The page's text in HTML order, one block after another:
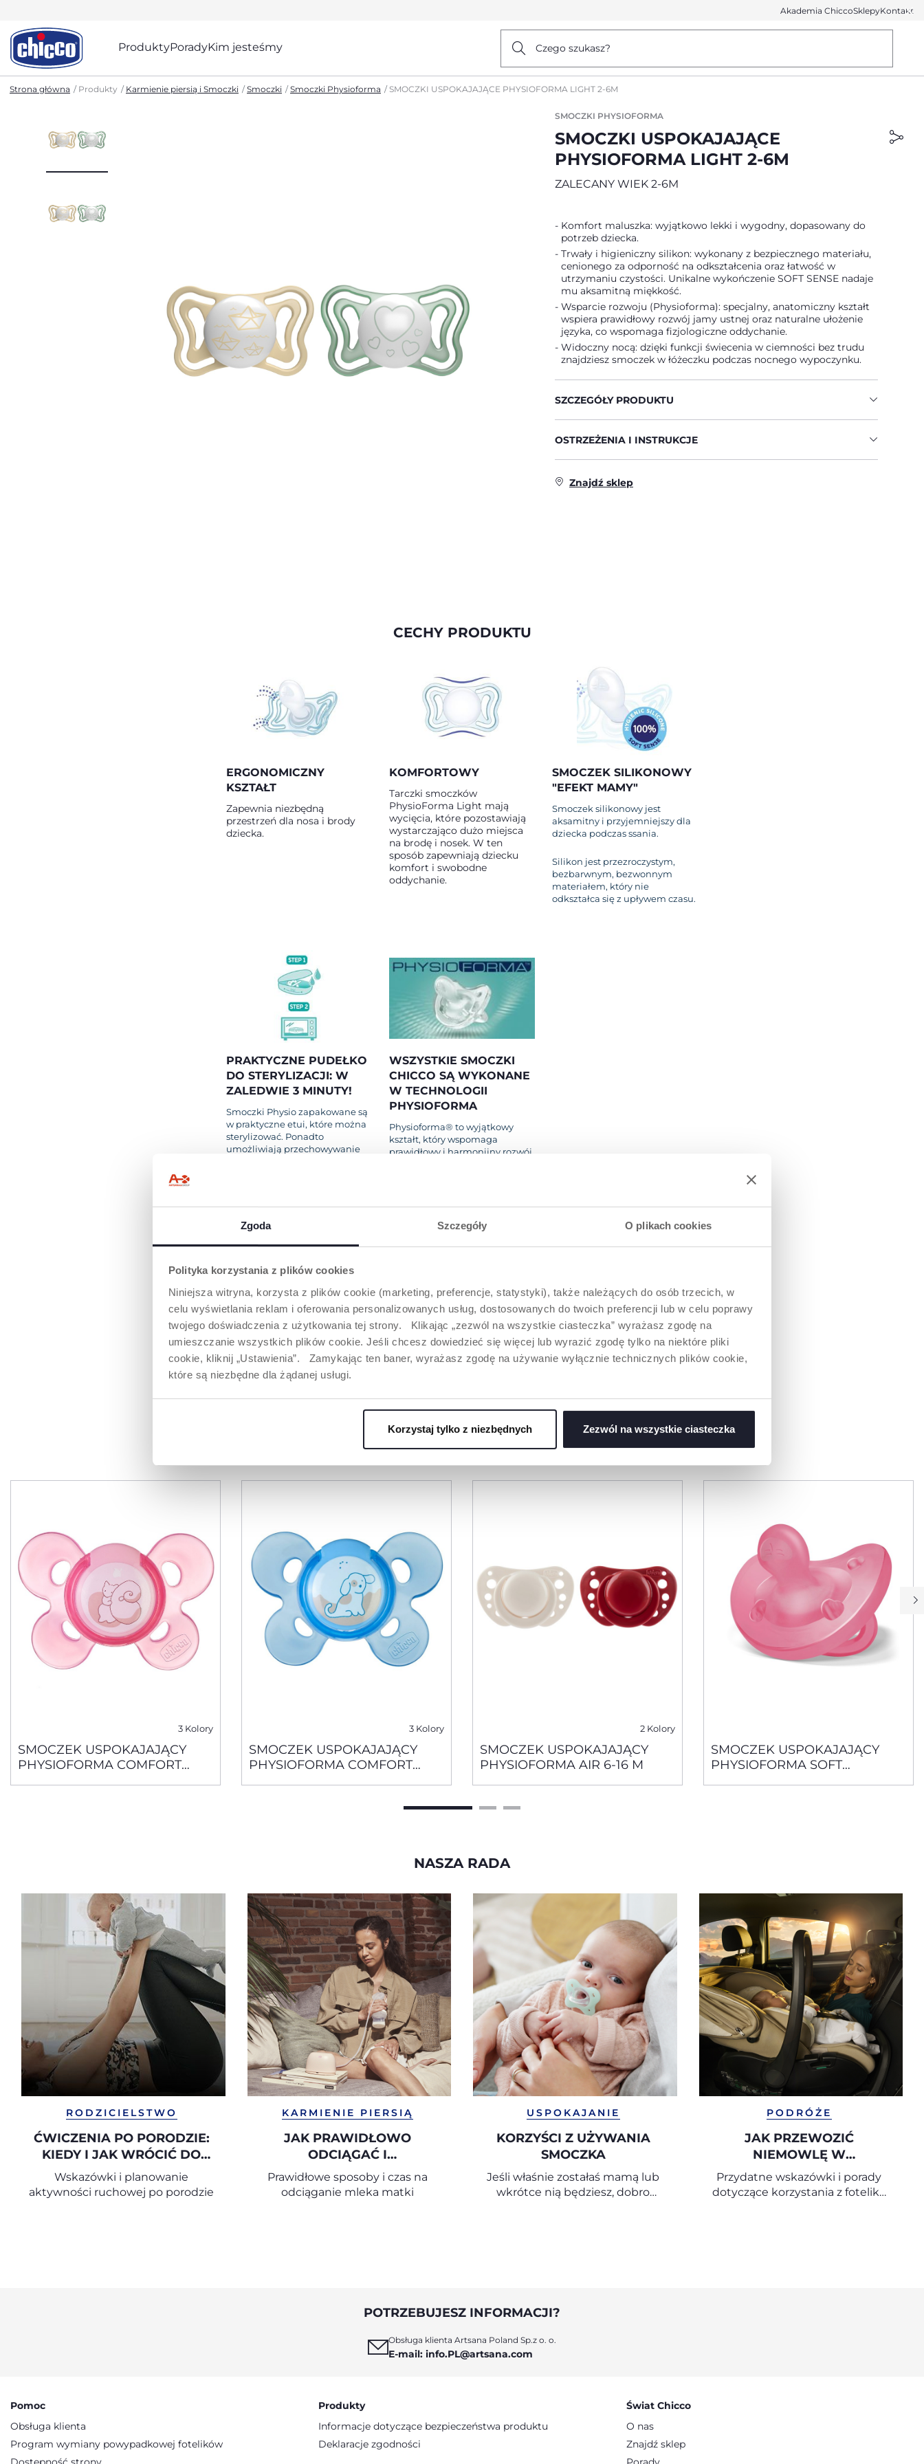
Zgoda Szczegóły O plikach cookies
Polityka korzystania z plików cookies
Niniejsza witryna, korzysta z plików cookie (marketing, preferencje, statystyki), także należących do osób trzecich, w
celu wyświetlania reklam i oferowania personalizowanych usług, dostosowanych do twoich preferencji lub w celu poprawy
twojego doświadczenia z użytkowania tej strony. Klikając „zezwól na wszystkie ciasteczka” wyrażasz zgodę na
umieszczanie wszystkich plików cookie. Jeśli chcesz dowiedzieć się więcej lub wyrazić zgodę tylko na niektóre pliki
cookie, kliknij „Ustawienia”. Zamykając ten baner, wyrażasz zgodę na używanie wyłącznie technicznych plików cookie,
które są niezbędne dla żądanej usługi.
Korzystaj tylko z niezbędnych Zezwól na wszystkie ciasteczka
Akademia ChiccoSklepyKontakt
ProduktyPoradyKim jesteśmy Czego szukasz?
Strona główna Produkty Karmienie piersią i Smoczki Smoczki Smoczki Physioforma SMOCZKI USPOKAJAJĄCE PHYSIOFORMA LIGHT 2-6M
SMOCZKI PHYSIOFORMA
SMOCZKI USPOKAJAJĄCE
PHYSIOFORMA LIGHT 2-6M
ZALECANY WIEK 2-6M
Komfort maluszka: wyjątkowo lekki i wygodny, dopasowany do
potrzeb dziecka.
Trwały i higieniczny silikon: wykonany z bezpiecznego materiału,
cenionego za odporność na odkształcenia oraz łatwość w
utrzymaniu czystości. Unikalne wykończenie SOFT SENSE nadaje
mu aksamitną miękkość.
Wsparcie rozwoju (Physioforma): specjalny, anatomiczny kształt
wspiera prawidłowy rozwój jamy ustnej oraz naturalne ułożenie
języka, co wspomaga fizjologiczne oddychanie.
Widoczny nocą: dzięki funkcji świecenia w ciemności bez trudu
znajdziesz smoczek w łóżeczku podczas nocnego wypoczynku.
SZCZEGÓŁY PRODUKTU
OSTRZEŻENIA I INSTRUKCJE
Znajdź sklep
CECHY PRODUKTU
ERGONOMICZNY
KSZTAŁT
Zapewnia niezbędną
przestrzeń dla nosa i brody
dziecka.
KOMFORTOWY
Tarczki smoczków
PhysioForma Light mają
wycięcia, które pozostawiają
wystarczająco dużo miejsca
na brodę i nosek. W ten
sposób zapewniają dziecku
komfort i swobodne
oddychanie.
SMOCZEK SILIKONOWY
"EFEKT MAMY"
Smoczek silikonowy jest
aksamitny i przyjemniejszy dla
dziecka podczas ssania.
Silikon jest przezroczystym,
bezbarwnym, bezwonnym
materiałem, który nie
odkształca się z upływem czasu.
PRAKTYCZNE PUDEŁKO
DO STERYLIZACJI: W
ZALEDWIE 3 MINUTY!
Smoczki Physio zapakowane są
w praktyczne etui, które można
sterylizować. Ponadto
umożliwiają przechowywanie
KROK 1 : napełnij pudełko
smoczki do środka i zamknij
pokrywę.
KROK 2 : Umieścić w
kuchence mikrofalowej na 3
minuty, ustawionej na moc
750 W. Przed ponownym
wyjęciem urządzenia z
pudełka należy odczekać, aż
wszystkie części ostygną.
WSZYSTKIE SMOCZKI
CHICCO SĄ WYKONANE
W TECHNOLOGII
PHYSIOFORMA
Physioforma® to wyjątkowy
kształt, który wspomaga
prawidłowy i harmonijny rozwój
smoczkach Chicco, zarówno
kauczuku, jak i z miękkiego
PRODUKTY, KTÓRE MOGĄ CIĘ ZAINTERESOWAĆ
3 Kolory
SMOCZEK USPOKAJAJĄCY
PHYSIOFORMA COMFORT
3 Kolory
SMOCZEK USPOKAJAJĄCY
PHYSIOFORMA COMFORT
2 Kolory
SMOCZEK USPOKAJAJĄCY
PHYSIOFORMA AIR 6-16 M
SMOCZEK USPOKAJAJĄCY
PHYSIOFORMA SOFT
NASZA RADA
RODZICIELSTWO
ĆWICZENIA PO PORODZIE:
KIEDY I JAK WRÓCIĆ DO
AKTYWNOŚCI FIZYCZNEJ PO
CIĄŻY
Wskazówki i planowanie
aktywności ruchowej po porodzie
KARMIENIE PIERSIĄ
JAK PRAWIDŁOWO
ODCIĄGAĆ I
PRZECHOWYWAĆ MLEKO
MATKI
Prawidłowe sposoby i czas na
odciąganie mleka matki
USPOKAJANIE
KORZYŚCI Z UŻYWANIA
SMOCZKA
Jeśli właśnie zostałaś mamą lub
wkrótce nią będziesz, dobro
Jednak nie wszyscy zdają sobie
korzyści, jakie niesie za sobą
używanie smoczka dla zdrowia
PODRÓŻE
JAK PRZEWOZIĆ
NIEMOWLĘ W
SAMOCHODZIE
Przydatne wskazówki i porady
dotyczące korzystania z fotelika
POTRZEBUJESZ INFORMACJI?
Obsługa klienta Artsana Poland Sp.z o. o.
E-mail: info.PL@artsana.com
Pomoc
Obsługa klienta
Program wymiany powypadkowej fotelików
Produkty
Informacje dotyczące bezpieczeństwa produktu
Deklaracje zgodności
Świat Chicco
O nas
Znajdź sklep